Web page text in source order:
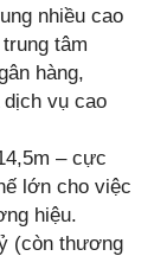
nhiều cao
tâm
hàng,
vụ cao
– cực
lớn cho việc
hiệu.
(còn thương